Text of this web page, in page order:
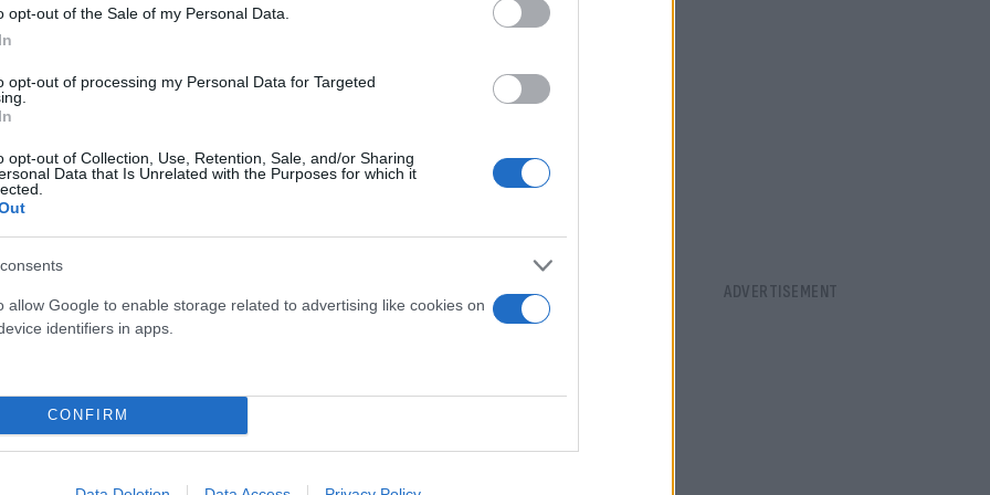
opt-out of the Sale of my Personal Data.
opt-out of processing my Personal Data for Targeted
opt-out of Collection, Use, Retention, Sale, and/or Sharing
Data that Is Unrelated with the Purposes for which it
allow Google to enable storage related to advertising like cookies on
identifiers in apps.
CONFIRM
γ@@@σει» - Η
διαβόητο
φέρεται να εμπλέκει εν
Χειροκροτήματα έξω